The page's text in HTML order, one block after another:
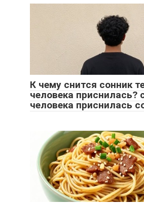
К чему снится сонник
человека приснилась?
человека приснилась